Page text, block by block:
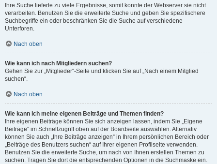
Ihre Suche lieferte zu viele Ergebnisse, somit konnte der Webserver sie nicht
verarbeiten. Benutzen Sie die erweiterte Suche und geben Sie spezifischere
Suchbegriffe ein oder beschränken Sie die Suche auf verschiedene
Unterforen.
Nach oben
Wie kann ich nach Mitgliedern suchen?
Gehen Sie zur „Mitglieder“-Seite und klicken Sie auf „Nach einem Mitglied
suchen“.
Nach oben
Wie kann ich meine eigenen Beiträge und Themen finden?
Ihre eigenen Beiträge können Sie sich anzeigen lassen, indem Sie „Eigene
Beiträge“ im Schnellzugriff oben auf der Boardseite auswählen. Alternativ
können Sie auch „Ihre Beiträge anzeigen“ in Ihrem persönlichen Bereich oder
„Beiträge des Benutzers suchen“ auf Ihrer eigenen Profilseite verwenden.
Benutzen Sie die erweiterte Suche, um nach von Ihnen erstellen Themen zu
suchen. Tragen Sie dort die entsprechenden Optionen in die Suchmaske ein.